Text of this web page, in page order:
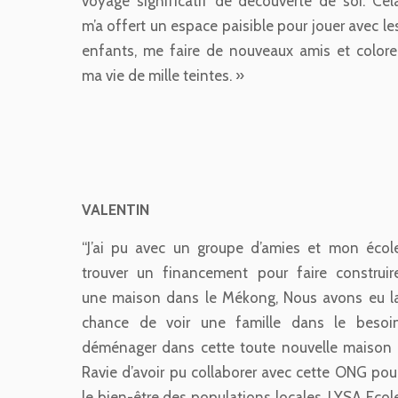
m’a offert un espace paisible pour jouer avec
enfants, me faire de nouveaux amis et
ma vie de mille teintes. »
VALENTIN
“J’ai pu avec un groupe d’amies et mon
trouver un financement pour faire
une maison dans le Mékong, Nous avons eu
chance de voir une famille dans le
déménager dans cette toute nouvelle maison
Ravie d’avoir pu collaborer avec cette ONG